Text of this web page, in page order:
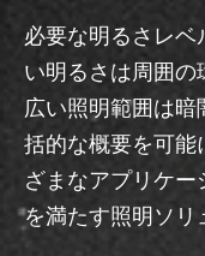
必要な明るさレベ
い明るさは周囲の
広い照明範囲は
括的な概要を可能
ざまなアプリケー
を満たす照明ソリ